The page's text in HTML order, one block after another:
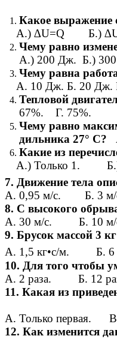
Какое выражение
А.) ∆U=Q
Чему равно
А.) 200 Дж. Б.)
Чему равна
А. 10 Дж. Б. 20 Дж.
Тепловой
67%. Г. 75%.
Чему равно
дильника 27° С?
Какие из
А.) Только 1.
7. Движение тела
А. 0,95 м/с. Б.
8. С высокого
А. 30 м/с. Б.
9. Брусок массой 3
А. 1,5 кг•с/м. Б.
10. Для того чтобы
А. 2 раза. Б. 12
11. Какая из
А. Только первая.
12. Как изменится